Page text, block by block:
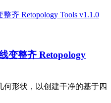
变整齐 Retopology
何形状，以创建干净的基于四